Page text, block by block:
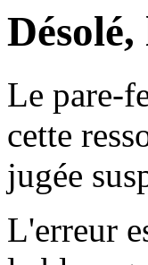
Le pare-
cette
jugée
L'erreur